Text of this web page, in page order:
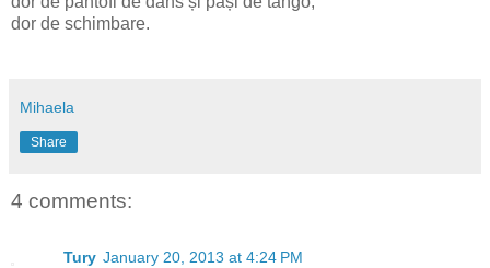
dor de schimbare.
Mihaela
Share
4 comments:
Tury January 20, 2013 at 4:24 PM